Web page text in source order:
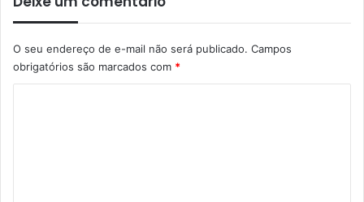
O seu endereço de e-mail não será publicado. Campos
obrigatórios são marcados com *